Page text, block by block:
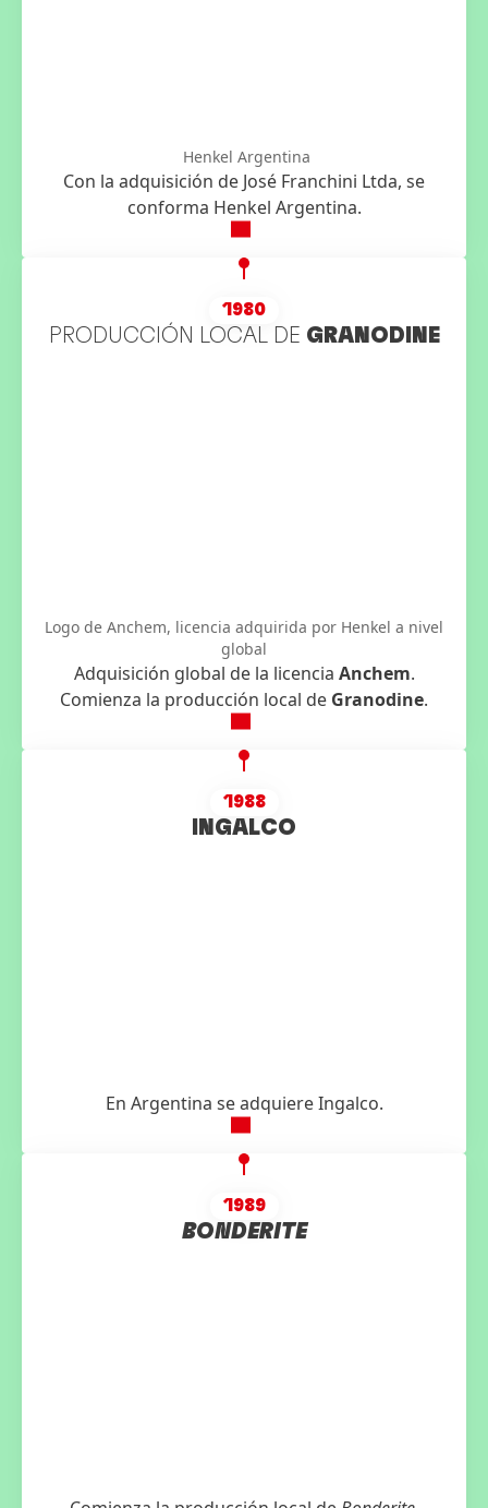
Henkel Argentina
Con la adquisición de José Franchini Ltda, se
conforma Henkel Argentina.
1980
PRODUCCIÓN LOCAL DE GRANODINE
Logo de Anchem, licencia adquirida por Henkel a nivel
global
Adquisición global de la licencia Anchem.
Comienza la producción local de Granodine.
1988
INGALCO
En Argentina se adquiere Ingalco.
1989
BONDERITE